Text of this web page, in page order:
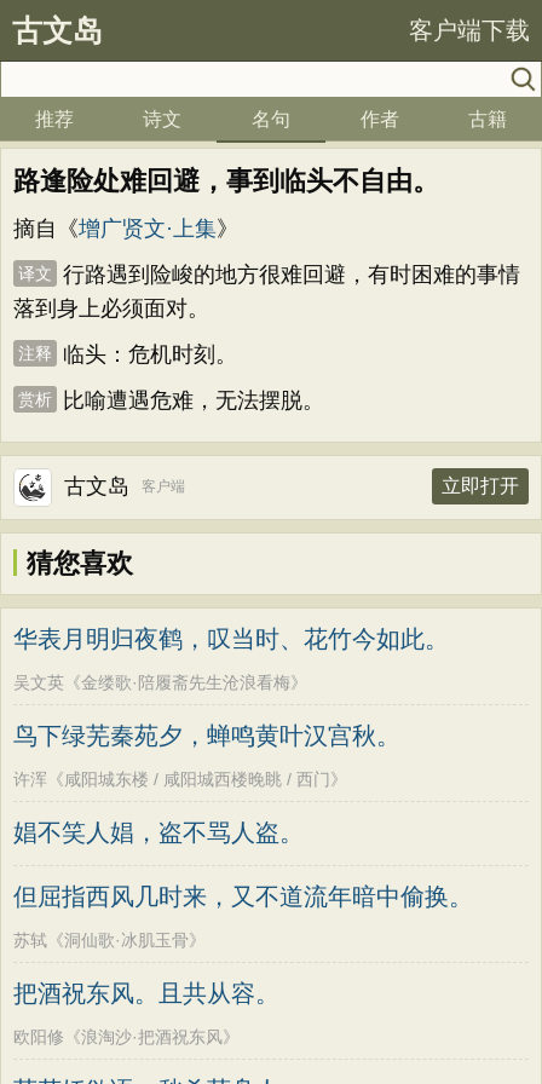
古文岛 客户端下载
推荐 诗文 名句 作者 古籍
路逢险处难回避，事到临头不自由。
摘自《增广贤文·上集》
译文
行路遇到险峻的地方很难回避，有时困难的事情
落到身上必须面对。
注释 临头：危机时刻。
赏析 比喻遭遇危难，无法摆脱。
古文岛 客户端 立即打开
猜您喜欢
华表月明归夜鹤，叹当时、花竹今如此。
吴文英《金缕歌·陪履斋先生沧浪看梅》
鸟下绿芜秦苑夕，蝉鸣黄叶汉宫秋。
许浑《咸阳城东楼 / 咸阳城西楼晚眺 / 西门》
娼不笑人娼，盗不骂人盗。
但屈指西风几时来，又不道流年暗中偷换。
苏轼《洞仙歌·冰肌玉骨》
把酒祝东风。且共从容。
欧阳修《浪淘沙·把酒祝东风》